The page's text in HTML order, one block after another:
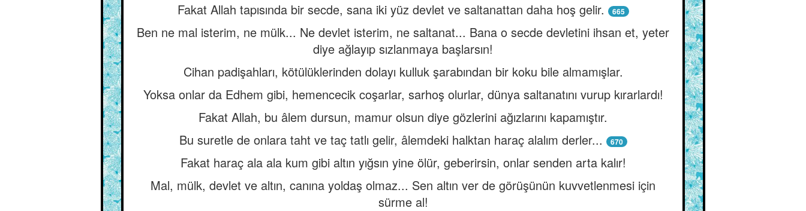
Fakat Allah tapısında bir secde, sana iki yüz devlet ve saltanattan daha hoş gelir.
665
Ben ne mal isterim, ne mülk... Ne devlet isterim, ne saltanat... Bana o secde devletini ihsan et, yeter
diye ağlayıp sızlanmaya başlarsın!
Cihan padişahları, kötülüklerinden dolayı kulluk şarabından bir koku bile almamışlar.
Yoksa onlar da Edhem gibi, hemencecik coşarlar, sarhoş olurlar, dünya saltanatını vurup kırarlardı!
Fakat Allah, bu âlem dursun, mamur olsun diye gözlerini ağızlarını kapamıştır.
Bu suretle de onlara taht ve taç tatlı gelir, âlemdeki halktan haraç alalım derler...
670
Fakat haraç ala ala kum gibi altın yığsın yine ölür, geberirsin, onlar senden arta kalır!
Mal, mülk, devlet ve altın, canına yoldaş olmaz... Sen altın ver de görüşünün kuvvetlenmesi için
sürme al!